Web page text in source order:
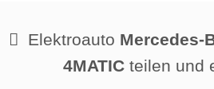
Elektroauto Mercedes-
4MATIC teilen und